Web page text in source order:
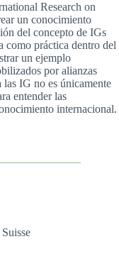
Research on
un conocimiento
del concepto de IGs
como práctica dentro del
un ejemplo
por alianzas
IG no es únicamente
entender las
internacional.